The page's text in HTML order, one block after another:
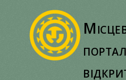
портал